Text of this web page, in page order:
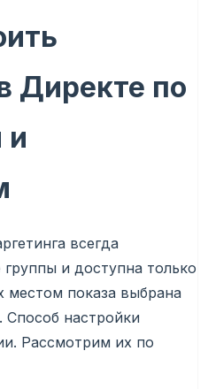
Директе по
и
всегда
и доступна только
местом показа выбрана
Способ настройки
Рассмотрим их по